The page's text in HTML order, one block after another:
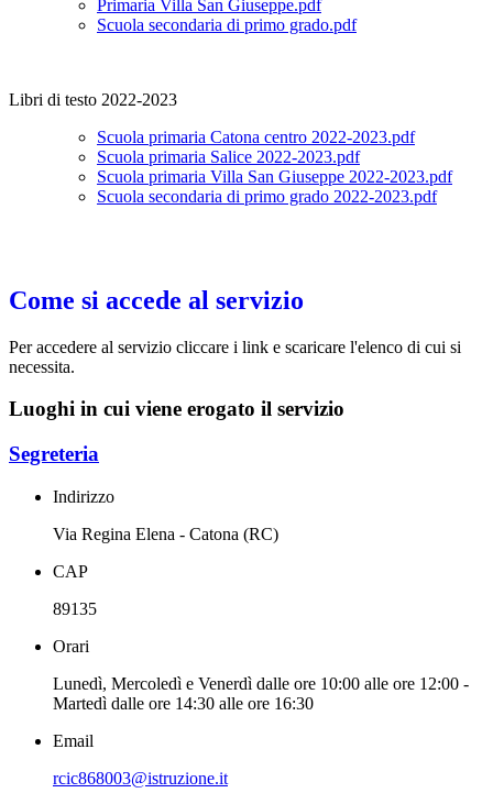
Primaria Villa San Giuseppe.pdf
Scuola secondaria di primo grado.pdf
Libri di testo 2022-2023
Scuola primaria Catona centro 2022-2023.pdf
Scuola primaria Salice 2022-2023.pdf
Scuola primaria Villa San Giuseppe 2022-2023.pdf
Scuola secondaria di primo grado 2022-2023.pdf
Come si accede al servizio
Per accedere al servizio cliccare i link e scaricare l'elenco di cui si
necessita.
Luoghi in cui viene erogato il servizio
Segreteria
Indirizzo
Via Regina Elena - Catona (RC)
CAP
89135
Orari
Lunedì, Mercoledì e Venerdì dalle ore 10:00 alle ore 12:00 -
Martedì dalle ore 14:30 alle ore 16:30
Email
rcic868003@istruzione.it